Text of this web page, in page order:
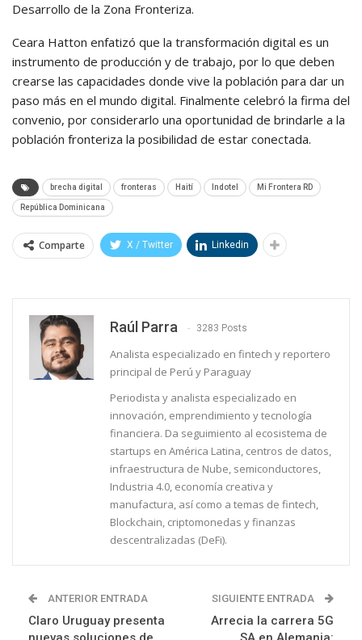
Desarrollo de la Zona Fronteriza.
Ceara Hatton enfatizó que la transformación digital es un
instrumento de producción y de trabajo, por lo que deben
crearse las capacidades donde vive la población para dar un
paso más en el mundo digital. Finalmente celebró la firma del
convenio, por considerarlo una oportunidad de brindarle a la
población fronteriza la posibilidad de estar conectada.
brecha digital fronteras Haití Indotel Mi Frontera RD
República Dominicana
Comparte X / Twitter Linkedin
Raúl Parra 3283 Posts
Analista especializado en fintech y reportero
principal de Perú y Paraguay
Periodista y analista especializado en
innovación, emprendimiento y tecnología
financiera. Da seguimiento al ecosistema de
startups en América Latina, centros de datos,
infraestructura de Nube, semiconductores,
Industria 4.0, economía creativa y
manufactura, así como a temas de fintech,
Blockchain, criptomonedas y finanzas
descentralizadas (DeFi).
ANTERIOR ENTRADA
Claro Uruguay presenta
SIGUIENTE ENTRADA
Arrecia la carrera 5G